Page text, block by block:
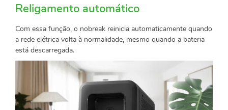
Religamento automático
Com essa função, o nobreak reinicia automaticamente quando
a rede elétrica volta à normalidade, mesmo quando a bateria
está descarregada.